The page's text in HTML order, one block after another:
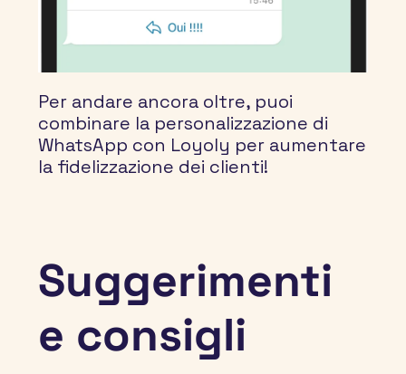
Per andare ancora oltre, puoi
combinare la personalizzazione di
WhatsApp con Loyoly per aumentare
la fidelizzazione dei clienti!
Suggerimenti
e consigli